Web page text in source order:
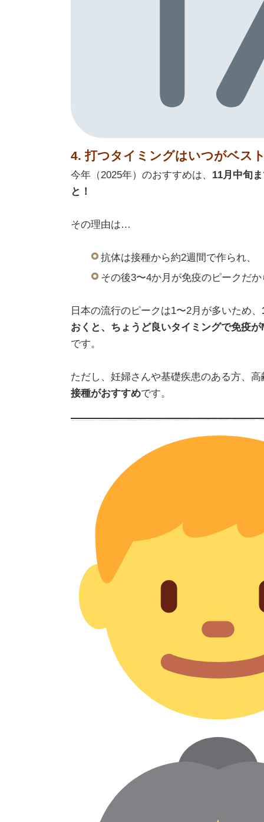
4. 打つタイミングはいつがベス
今年（2025年）のおすすめは、 11月中旬
と！
その理由は…
抗体は接種から約2週間で作られ、
その後3〜4か月が免疫のピークだ
日本の流行のピークは1〜2月が多いため、
おくと、ちょうど良いタイミングで免疫
です。
ただし、妊婦さんや基礎疾患のある方、
接種がおすすめです。